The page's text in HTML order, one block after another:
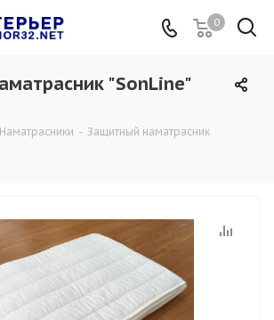
0
"SonLine"
Наматрасники - Защитный наматрасник